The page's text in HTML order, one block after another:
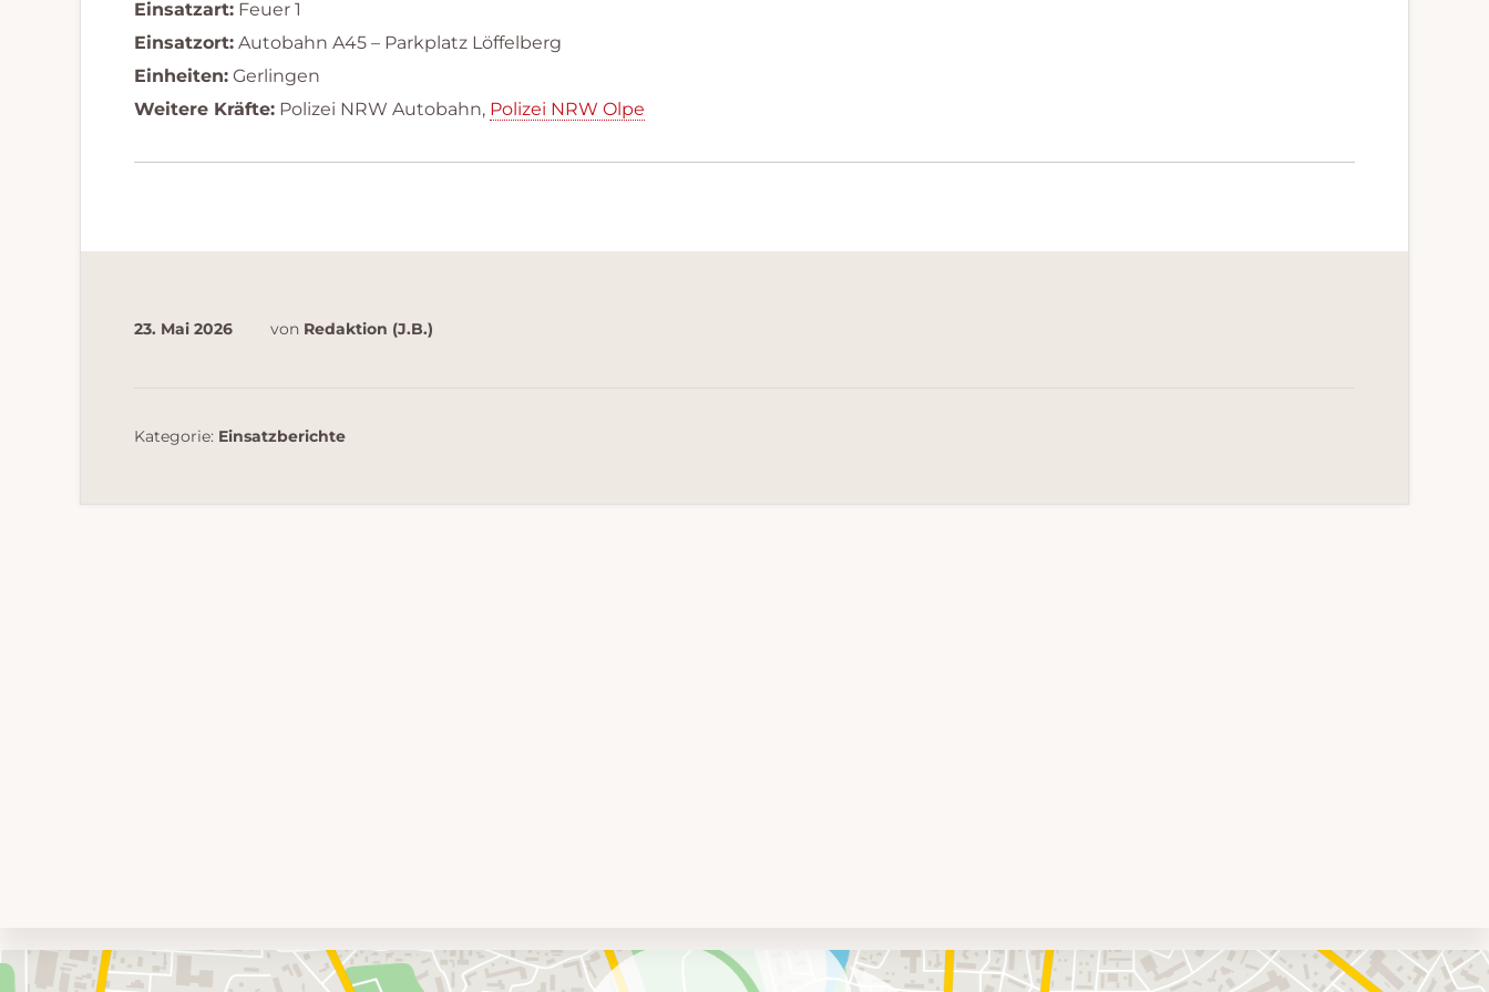
Einsatzart: Feuer 1
Einsatzort: Autobahn A45 – Parkplatz Löffelberg
Einheiten: Gerlingen
Weitere Kräfte: Polizei NRW Autobahn, Polizei NRW Olpe
23. Mai 2026 von Redaktion (J.B.)
Kategorie: Einsatzberichte
Umgebungskarte